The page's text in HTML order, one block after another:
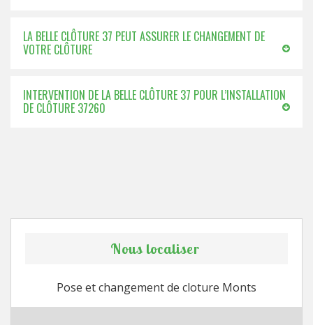
LA BELLE CLÔTURE 37 PEUT ASSURER LE CHANGEMENT DE
VOTRE CLÔTURE
INTERVENTION DE LA BELLE CLÔTURE 37 POUR L’INSTALLATION
DE CLÔTURE 37260
Nous localiser
Pose et changement de cloture Monts